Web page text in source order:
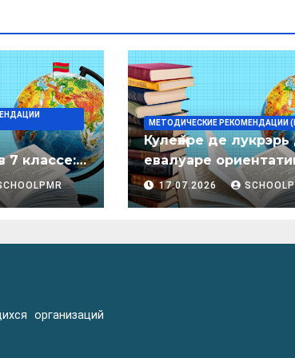
7 классе:
пособие
МЕТОДИЧЕСКИЕ РЕКОМЕНДАЦИИ
Кулеӂере де лукрэрь
евалуаре
лимба
пентру елевий
организациилор де
17.07.2026
организаций